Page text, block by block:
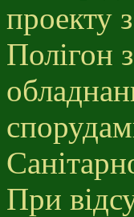
проекту
Полігон
При